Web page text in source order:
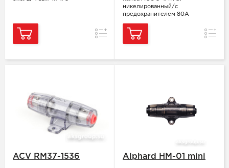
Сравнение
никелированный/с
предохранителем 80А
ACV RM37-1536 Alphard HM-01 mini